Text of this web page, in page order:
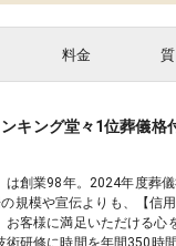
料金
キング堂々1位葬儀格
創業98年。2024年度葬儀
規模や宣伝よりも、【信用
客様に満足いただける心
研修に時間を年間350時